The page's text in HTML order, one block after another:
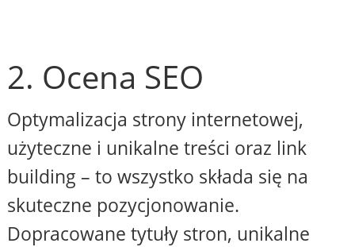
2. Ocena SEO
Optymalizacja strony internetowej,
użyteczne i unikalne treści oraz link
building – to wszystko składa się na
skuteczne pozycjonowanie.
Dopracowane tytuły stron, unikalne